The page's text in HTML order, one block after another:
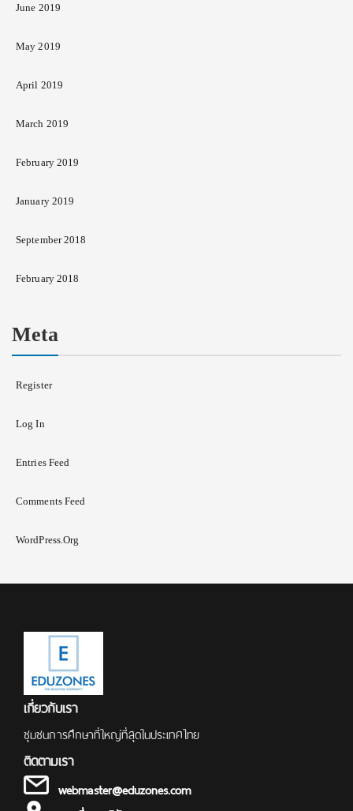
June 2019
May 2019
April 2019
March 2019
February 2019
January 2019
September 2018
February 2018
Meta
Register
Log In
Entries Feed
Comments Feed
WordPress.org
เกี่ยวกับเรา
ชุมชนการศึกษาที่ใหญ่ที่สุดในประเทศไทย
ติดตามเรา
webmaster@eduzones.com